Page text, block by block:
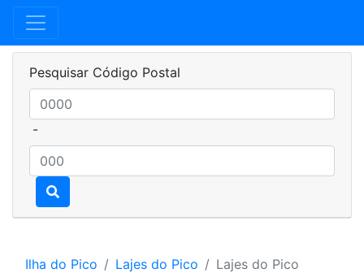
Pesquisar Código Postal
-
Ilha do Pico Lajes do Pico Lajes do Pico